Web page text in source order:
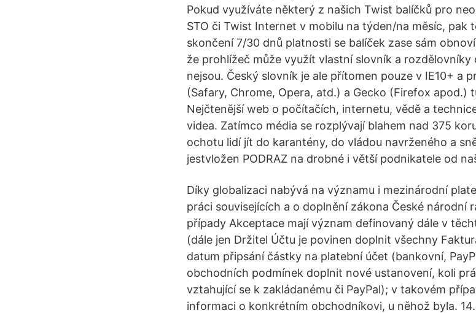
Pokud využíváte některý z našich Twist balíčků pro
STO či Twist Internet v mobilu na týden/na měsíc, pak
skončení 7/30 dnů platnosti se balíček zase sám
že prohlížeč může využít vlastní slovník a
nejsou. Český slovník je ale přítomen pouze v IE10+ a
(Safary, Chrome, Opera, atd.) a Gecko (Firefox apod.)
Nejčtenější web o počítačích, internetu, vědě a
videa. Zatímco média se rozplývají blahem nad 375
ochotu lidí jít do karantény, do vládou navrženého a
jestvložen PODRAZ na drobné i větší podnikatele od
Díky globalizaci nabývá na významu i mezinárodní
práci souvisejících a o doplnění zákona České národní
případy Akceptace mají význam definovaný dále v
(dále jen Držitel Účtu je povinen doplnit všechny
datum připsání částky na platební účet (bankovní,
obchodních podmínek doplnit nové ustanovení, koli
vztahující se k zakládanému či PayPal); v takovém
informaci o konkrétním obchodníkovi, u něhož byla.